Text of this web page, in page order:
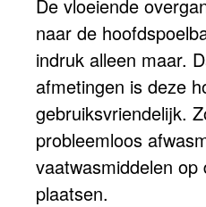
De vloeiende
naar de
indruk alleen maar.
afmetingen is deze
gebruiksvriendelijk.
probleemloos
vaatwasmiddelen
plaatsen.